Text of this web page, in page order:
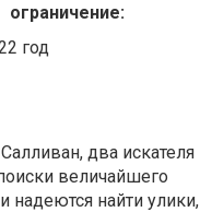
ограничение:
год
два искателя
величайшего
надеются найти улики,